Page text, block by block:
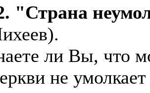
"Страна
ли Вы, что
не